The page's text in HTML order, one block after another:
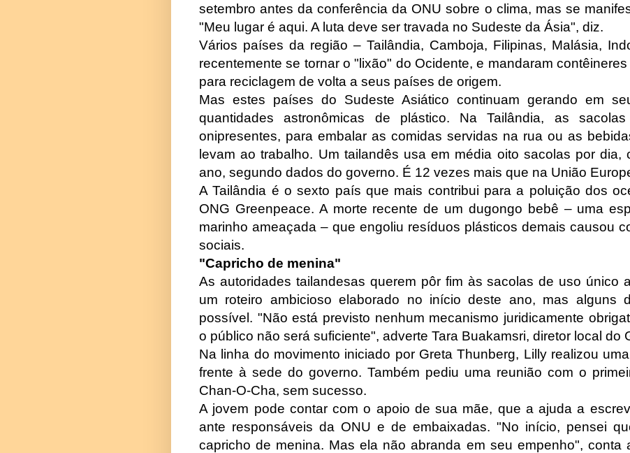
setembro antes da conferência da ONU sobre o clima, mas se
"Meu lugar é aqui. A luta deve ser travada no Sudeste da Ásia", diz.
Vários países da região – Tailândia, Camboja, Filipinas, Malásia,
recentemente se tornar o "lixão" do Ocidente, e mandaram
para reciclagem de volta a seus países de origem.
Mas estes países do Sudeste Asiático continuam gerando em
quantidades astronômicas de plástico. Na Tailândia, as
onipresentes, para embalar as comidas servidas na rua ou as
levam ao trabalho. Um tailandês usa em média oito sacolas por dia,
ano, segundo dados do governo. É 12 vezes mais que na União
A Tailândia é o sexto país que mais contribui para a poluição dos
ONG Greenpeace. A morte recente de um dugongo bebê – uma
marinho ameaçada – que engoliu resíduos plásticos demais causou
sociais.
"Capricho de menina"
As autoridades tailandesas querem pôr fim às sacolas de uso único
um roteiro ambicioso elaborado no início deste ano, mas alguns
possível. "Não está previsto nenhum mecanismo juridicamente
o público não será suficiente", adverte Tara Buakamsri, diretor local do
Na linha do movimento iniciado por Greta Thunberg, Lilly realizou
frente à sede do governo. Também pediu uma reunião com o
Chan-O-Cha, sem sucesso.
A jovem pode contar com o apoio de sua mãe, que a ajuda a
ante responsáveis da ONU e de embaixadas. "No início, pensei
capricho de menina. Mas ela não abranda em seu empenho", conta